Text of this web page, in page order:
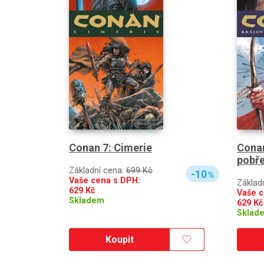
Conan 7: Cimerie
Základní cena: 699 Kč
Vaše cena s DPH:
629 Kč
Skladem
-10%
Koupit
Vaše
629 Kč